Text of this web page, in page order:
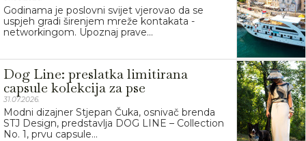
Godinama je poslovni svijet vjerovao da se
uspjeh gradi širenjem mreže kontakata -
networkingom. Upoznaj prave...
Dog Line: preslatka limitirana
capsule kolekcija za pse
31.07.2026.
Modni dizajner Stjepan Čuka, osnivač brenda
STJ Design, predstavlja DOG LINE – Collection
No. 1, prvu capsule...